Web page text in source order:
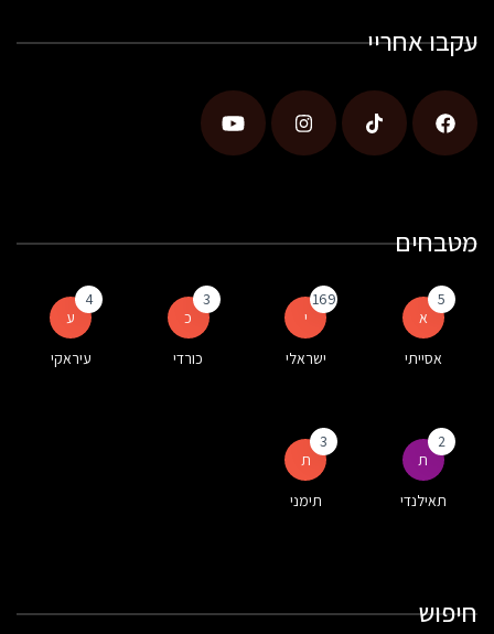
עקבו אחריי
מטבחים
א
5
אסייתי
י
169
ישראלי
כ
3
כורדי
ע
4
עיראקי
ת
2
תאילנדי
ת
3
תימני
חיפוש